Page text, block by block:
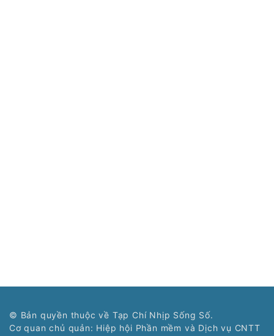
© Bản quyền thuộc về Tạp Chí Nhịp Sống Số.
Cơ quan chủ quản: Hiệp hội Phần mềm và Dịch vụ CNTT